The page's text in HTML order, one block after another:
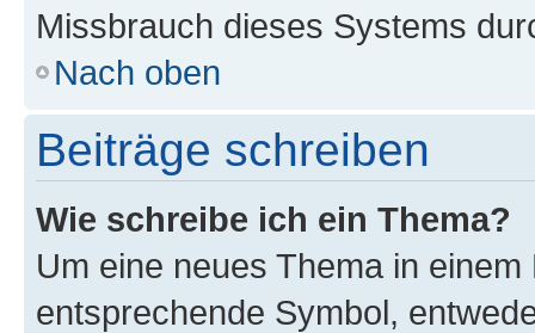
Missbrauch dieses Systems
Nach oben
Beiträge schreiben
Wie schreibe ich ein Thema?
Um eine neues Thema in
entsprechende Symbol,